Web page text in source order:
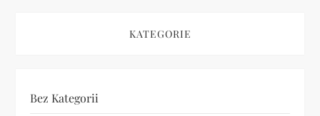
KATEGORIE
Bez Kategorii